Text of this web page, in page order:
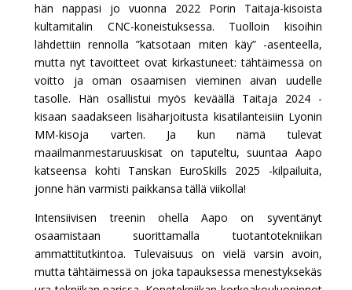
hän nappasi jo vuonna 2022 Porin Taitaja-kisoista
kultamitalin CNC-koneistuksessa. Tuolloin kisoihin
lähdettiin rennolla ”katsotaan miten käy” -asenteella,
mutta nyt tavoitteet ovat kirkastuneet: tähtäimessä on
voitto ja oman osaamisen vieminen aivan uudelle
tasolle. Hän osallistui myös keväällä Taitaja 2024 -
kisaan saadakseen lisäharjoitusta kisatilanteisiin Lyonin
MM-kisoja varten. Ja kun nämä tulevat
maailmanmestaruuskisat on taputeltu, suuntaa Aapo
katseensa kohti Tanskan EuroSkills 2025 -kilpailuita,
jonne hän varmisti paikkansa tällä viikolla!
Intensiivisen treenin ohella Aapo on syventänyt
osaamistaan suorittamalla tuotantotekniikan
ammattitutkintoa. Tulevaisuus on vielä varsin avoin,
mutta tähtäimessä on joka tapauksessa menestyksekäs